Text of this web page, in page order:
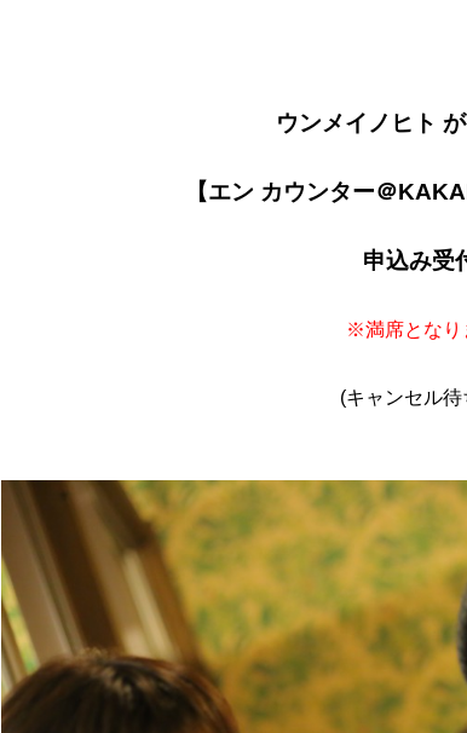
ウンメイノヒト
【エン カウンター＠
申込み受
※満席となり
(キャンセル